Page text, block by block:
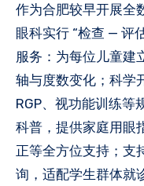
作为合肥较早开展全
眼科实行 “检查 — 评
服务：为每位儿童建
轴与度数变化；科学
RGP、视功能训练等
科普，提供家庭用眼
正等全方位支持；支
询，适配学生群体就